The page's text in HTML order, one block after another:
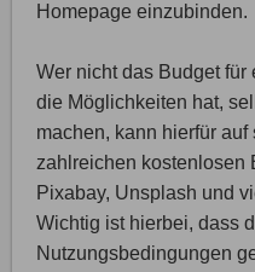
Homepage einzubinden.
Wer nicht das Budget
die Möglichkeiten hat,
machen, kann hierfür
zahlreichen kostenlosen
Pixabay, Unsplash und
Wichtig ist hierbei, dass
Nutzungsbedingungen